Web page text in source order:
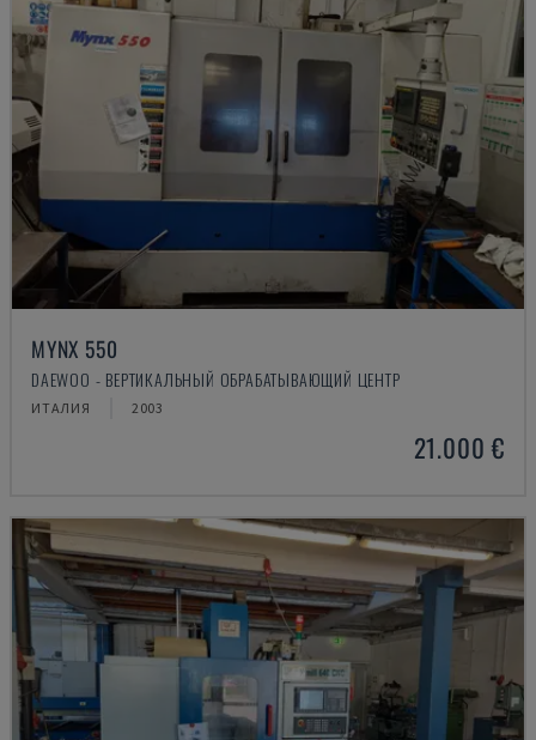
MYNX 550
DAEWOO - ВЕРТИКАЛЬНЫЙ ОБРАБАТЫВАЮЩИЙ ЦЕНТР
ИТАЛИЯ 2003
21.000 €